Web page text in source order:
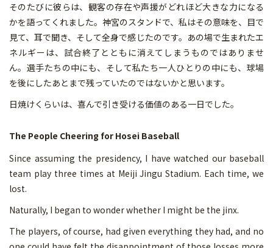
そのたびに彼らは、観客の存在や声援がどれほど大きな力になる
かを語ってくれました。神宮のスタンドで、私はその意味を、目で
見て、耳で聞き、そして全身で感じたのです。あの場で生まれたエ
ネルギーは、試合終了とともに消えてしまうものではありませ
ん。選手たちの中にも、そして私たち一人ひとりの中にも、球場
を後にしたあとまで残っていたのではないかと思います。
日焼けくらいは、喜んで引き受ける価値のある一日でした。
The People Cheering for Hosei Baseball
Since assuming the presidency, I have watched our baseball
team play three times at Meiji Jingu Stadium. Each time, we
lost.
Naturally, I began to wonder whether I might be the jinx.
The players, of course, had given everything they had, and no